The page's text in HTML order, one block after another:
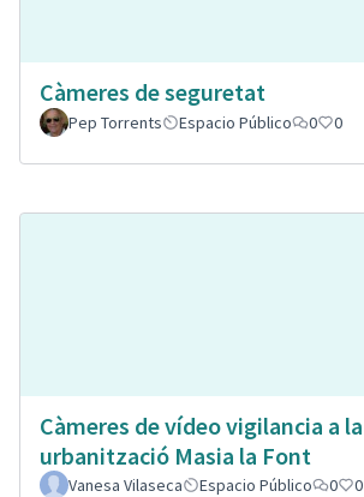
Càmeres de seguretat
Pep Torrents
Espacio Público 0 0
Càmeres de vídeo vigilancia a la
urbanització Masia la Font
Vanesa Vilaseca Espacio Público 0 0